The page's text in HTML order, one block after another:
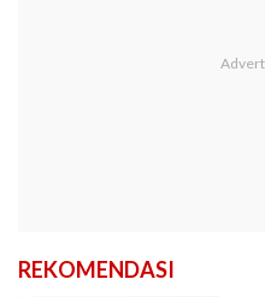
REKOMENDASI